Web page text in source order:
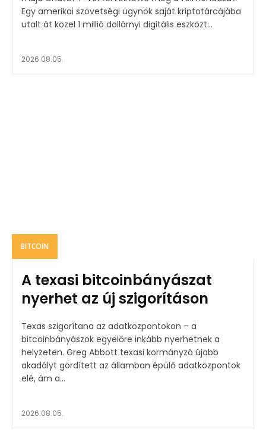
Egy amerikai szövetségi ügynök saját kriptotárcájába
utalt át közel 1 millió dollárnyi digitális eszközt...
2026.08.05.
BITCOIN
A texasi bitcoinbányászat
nyerhet az új szigorításon
Texas szigorítana az adatközpontokon – a
bitcoinbányászok egyelőre inkább nyerhetnek a
helyzeten. Greg Abbott texasi kormányzó újabb
akadályt gördített az államban épülő adatközpontok
elé, ám a...
2026.08.05.